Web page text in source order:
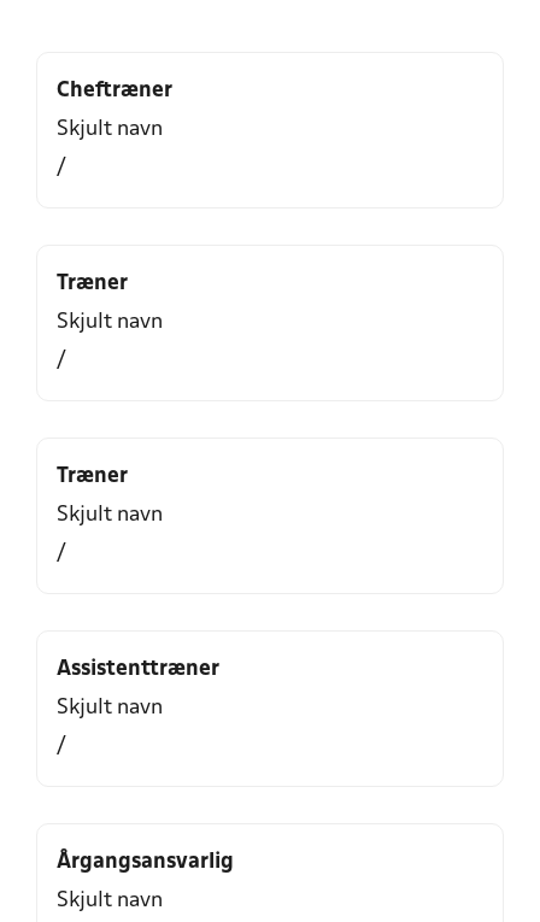
Cheftræner
Skjult navn
/
Træner
Skjult navn
/
Træner
Skjult navn
/
Assistenttræner
Skjult navn
/
Årgangsansvarlig
Skjult navn